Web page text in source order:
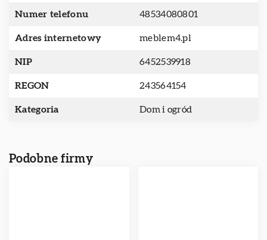
Numer telefonu 48534080801
Adres internetowy meblem4.pl
NIP 6452539918
REGON 243564154
Kategoria Dom i ogród
Podobne firmy